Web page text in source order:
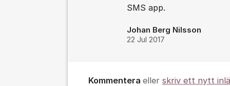
SMS app.
Johan Berg Nilsson
22 Jul 2017
Kommentera eller skriv ett nytt